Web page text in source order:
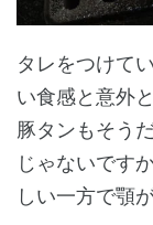
タレをつけて
い食感と意外
豚タンもそう
じゃないです
しい一方で顎